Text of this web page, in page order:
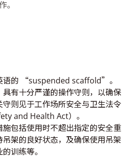
。
语的 “suspended scaffold”。
具有十分严谨的操作守则，以确保
则见于工作场所安全与卫生法令
and Health Act）。
施包括使用时不超出指定的安全重
架的良好状态，及确保使用吊架
训练等。